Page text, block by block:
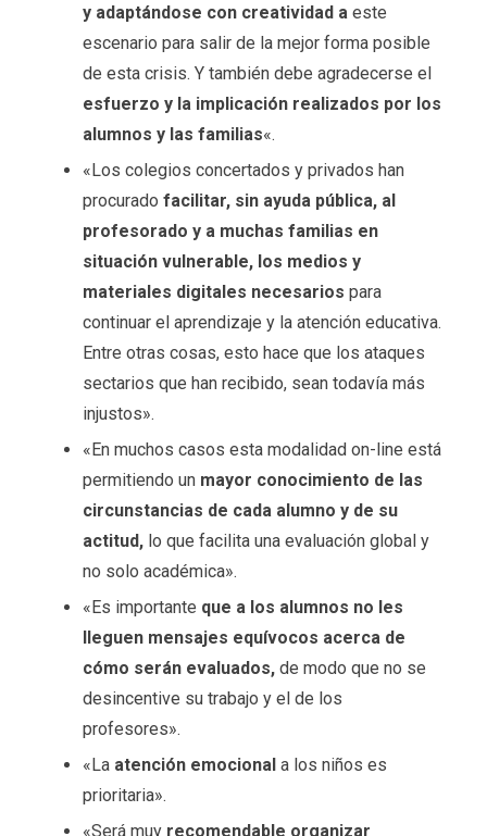
y adaptándose con creatividad a este
escenario para salir de la mejor forma posible
de esta crisis. Y también debe agradecerse el
esfuerzo y la implicación realizados por los
alumnos y las familias«.
«Los colegios concertados y privados han
procurado facilitar, sin ayuda pública, al
profesorado y a muchas familias en
situación vulnerable, los medios y
materiales digitales necesarios para
continuar el aprendizaje y la atención educativa.
Entre otras cosas, esto hace que los ataques
sectarios que han recibido, sean todavía más
injustos».
«En muchos casos esta modalidad on-line está
permitiendo un mayor conocimiento de las
circunstancias de cada alumno y de su
actitud,lo que facilita una evaluación global y
no solo académica».
«Es importante que a los alumnos no les
lleguen mensajes equívocos acerca de
cómo serán evaluados,de modo que no se
desincentive su trabajo y el de los
profesores».
«La atención emocionala los niños es
prioritaria».
«Será muy recomendable organizar